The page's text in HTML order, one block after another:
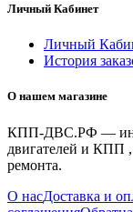
Личный Кабинет
Личный
История
О нашем магазине
КПП-ДВС.РФ —
двигателей и КПП
ремонта.
О насДоставка и